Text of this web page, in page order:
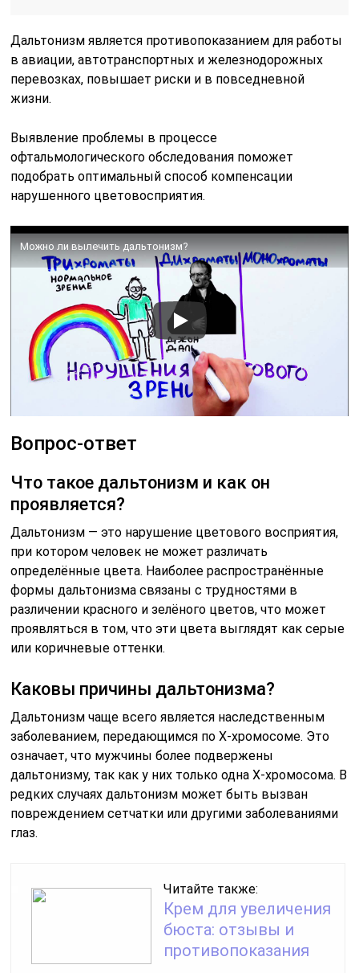
Дальтонизм является противопоказанием для работы
в авиации, автотранспортных и железнодорожных
перевозках, повышает риски и в повседневной
жизни.
Выявление проблемы в процессе
офтальмологического обследования поможет
подобрать оптимальный способ компенсации
нарушенного цветовосприятия.
Можно ли вылечить дальтонизм?
Вопрос-ответ
Что такое дальтонизм и как он
проявляется?
Дальтонизм — это нарушение цветового восприятия,
при котором человек не может различать
определённые цвета. Наиболее распространённые
формы дальтонизма связаны с трудностями в
различении красного и зелёного цветов, что может
проявляться в том, что эти цвета выглядят как серые
или коричневые оттенки.
Каковы причины дальтонизма?
Дальтонизм чаще всего является наследственным
заболеванием, передающимся по X-хромосоме. Это
означает, что мужчины более подвержены
дальтонизму, так как у них только одна X-хромосома. В
редких случаях дальтонизм может быть вызван
повреждением сетчатки или другими заболеваниями
глаз.
Читайте также:
Крем для увеличения
бюста: отзывы и
противопоказания